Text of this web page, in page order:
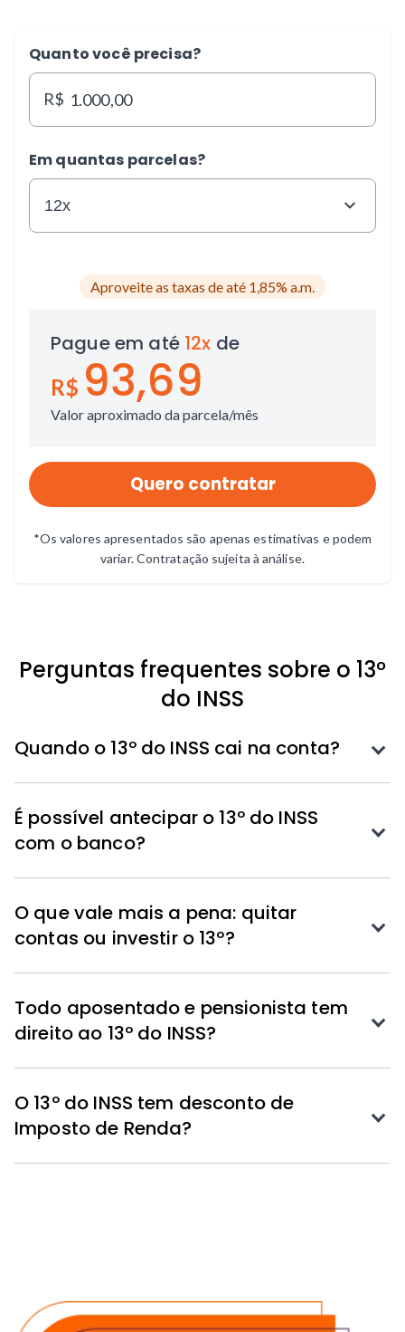
Quanto você precisa?
R$
Em quantas parcelas?
Aproveite as taxas de até 1,85% a.m.
Pague em até 12x de
R$ 93,69
Valor aproximado da parcela/mês
Quero contratar
*Os valores apresentados são apenas estimativas e podem
variar. Contratação sujeita à análise.
Perguntas frequentes sobre o 13º
do INSS
Quando o 13º do INSS cai na conta?
É possível antecipar o 13º do INSS
com o banco?
O que vale mais a pena: quitar
contas ou investir o 13º?
Todo aposentado e pensionista tem
direito ao 13º do INSS?
O 13º do INSS tem desconto de
Imposto de Renda?